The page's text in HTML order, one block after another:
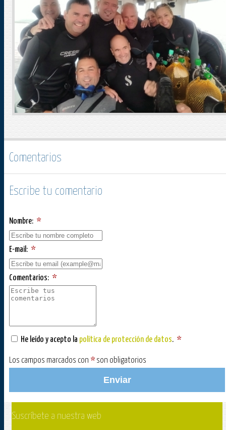
Comentarios
Escribe tu comentario
Nombre: *
E-mail: *
Comentarios: *
He leído y acepto la política de protección de datos. *
Los campos marcados con * son obligatorios
Enviar
Suscríbete a nuestra web